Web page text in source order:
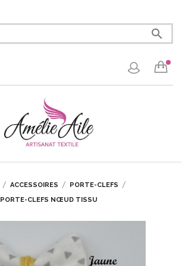

ACCESSOIRES
PORTE-CLEFS
PORTE-CLEFS NŒUD TISSU